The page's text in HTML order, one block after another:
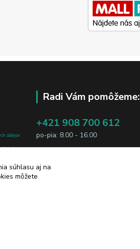
údajov
sú
Radi Vám pomôžeme:
+421 908 700 612
po-pia: 8.00 - 16.00
súhlasu aj na
môžete